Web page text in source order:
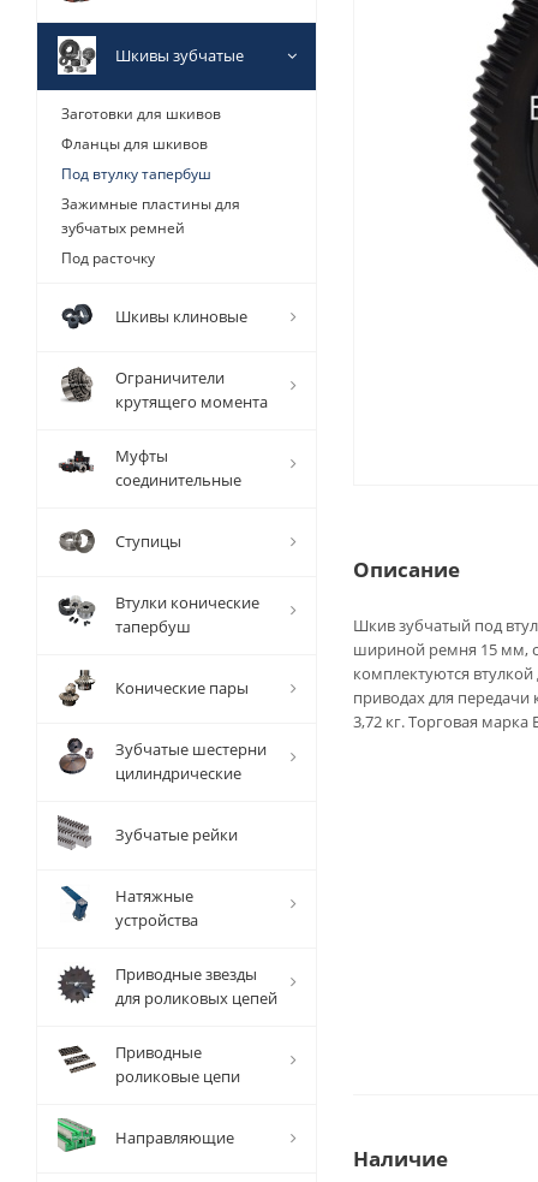
Описание
Шкив зубчатый под
шириной ремня 15 мм,
комплектуются
приводах для
3,72 кг. Торговая марка
Наличие
Шкивы зубчатые
Заготовки для шкивов
Фланцы для шкивов
Под втулку тапербуш
Зажимные пластины для
зубчатых ремней
Под расточку
Шкивы клиновые
Ограничители
крутящего момента
Муфты
соединительные
Ступицы
Втулки конические
тапербуш
Конические пары
Зубчатые шестерни
цилиндрические
Зубчатые рейки
Натяжные
устройства
Приводные звезды
для роликовых цепей
Приводные
роликовые цепи
Направляющие